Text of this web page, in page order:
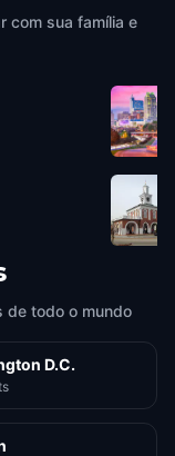
com sua família e
de todo o mundo
D.C.